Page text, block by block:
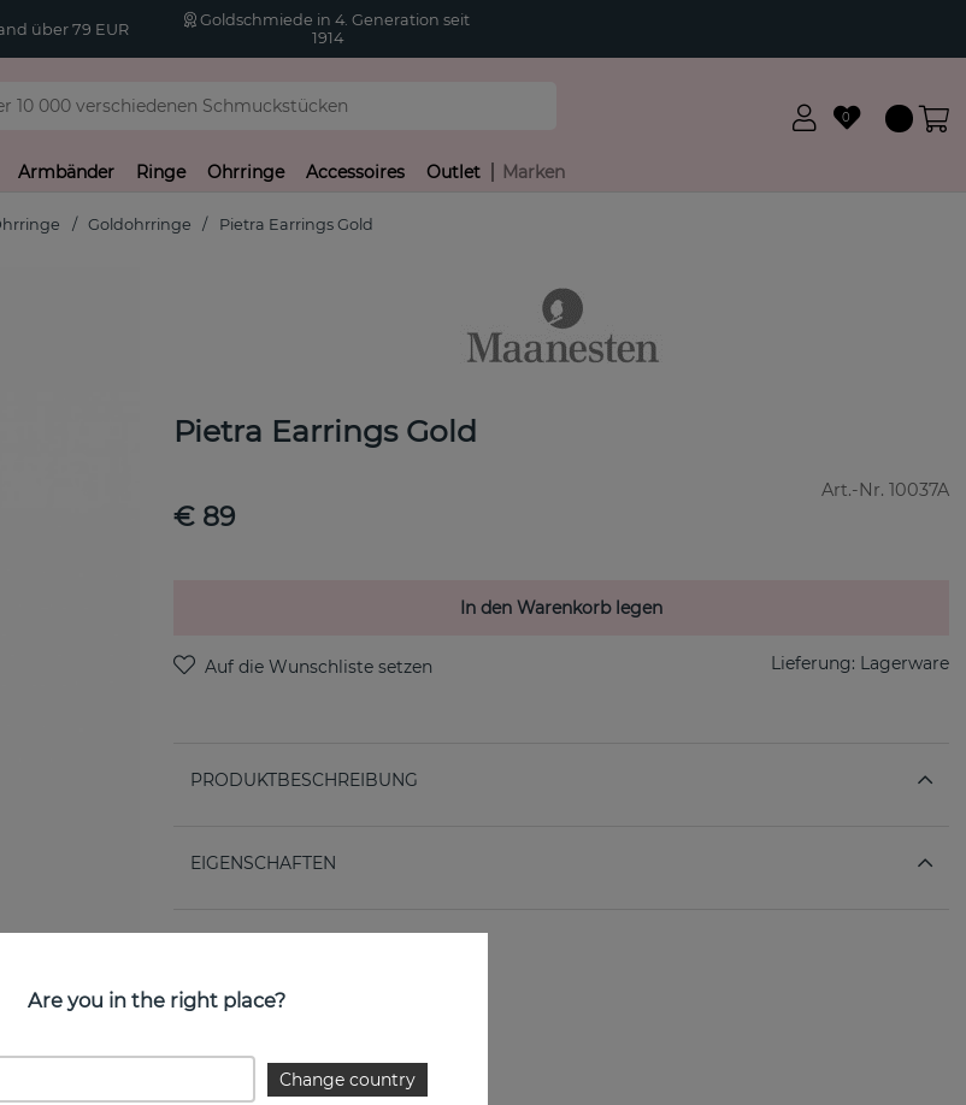
über 79 EUR
Goldschmiede in 4. Generation seit
1914
0
Armbänder Ringe Ohrringe Accessoires Outlet Marken
Goldohrringe Pietra Earrings Gold
Pietra Earrings Gold
Art.-Nr. 10037A
€ 89
In den Warenkorb legen
Lieferung: Lagerware
PRODUKTBESCHREIBUNG
EIGENSCHAFTEN
Are you in the right place?
Change country